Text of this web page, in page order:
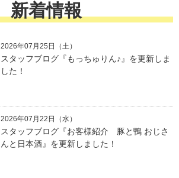
新着情報
2026年07月25日（土）
スタッフブログ『もっちゅりん♪』を更新しま
した！
2026年07月22日（水）
スタッフブログ『お客様紹介 豚と鴨 おじさ
んと日本酒』を更新しました！